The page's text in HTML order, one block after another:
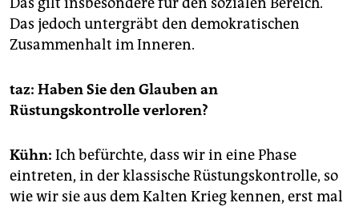
Das jedoch untergräbt den demokratischen
Zusammenhalt im Inneren.
taz: Haben Sie den Glauben an
Rüstungskontrolle verloren?
Kühn: Ich befürchte, dass wir in eine Phase
eintreten, in der klassische Rüstungskontrolle, so
wie wir sie aus dem Kalten Krieg kennen, erst mal